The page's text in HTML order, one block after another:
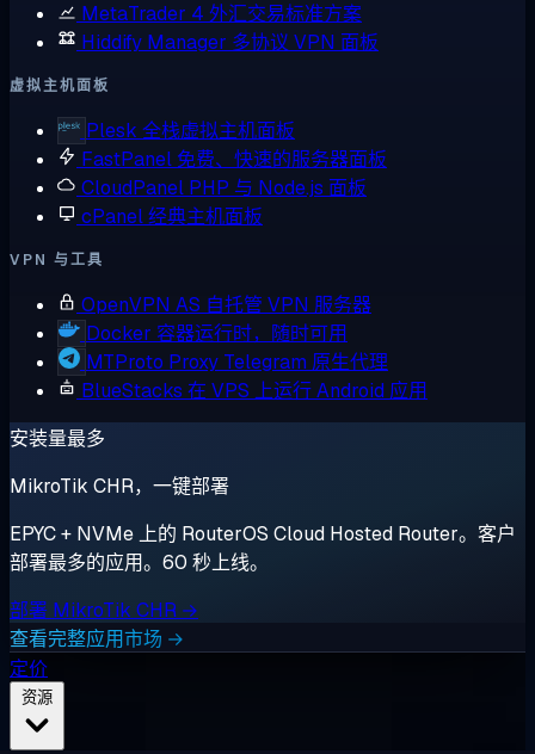
MetaTrader 4 外汇交易标准方案
Hiddify Manager 多协议 VPN 面板
虚拟主机面板
Plesk 全栈虚拟主机面板
FastPanel 免费、快速的服务器面板
CloudPanel PHP 与 Node.js 面板
cPanel经典主机面板
VPN 与工具
OpenVPN AS 自托管 VPN 服务器
Docker 容器运行时，随时可用
MTProto Proxy Telegram 原生代理
BlueStacks 在 VPS 上运行 Android 应用
安装量最多
MikroTik CHR，一键部署
EPYC + NVMe 上的 RouterOS Cloud Hosted Router。客户
部署最多的应用。60 秒上线。
部署 MikroTik CHR →
查看完整应用市场 →
定价